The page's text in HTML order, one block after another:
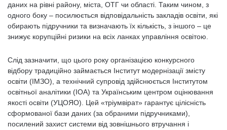
даних на рівні району, міста, ОТГ чи області. Таким чином, з
одного боку – посилюється відповідальність закладів освіти, які
обирають підручники та визначають їх кількість, з іншого – це
знижує корупційні ризики на всіх ланках управління освітою.
Слід зазначити, що цього року організацією конкурсного
відбору традиційно займається Інститут модернізації змісту
освіти (ІМЗО), а технічний супровід здійснюється Інститутом
освітньої аналітики (ІОА) та Українським центром оцінювання
якості освіти (УЦОЯО). Цей «тріумвірат» гарантує цілісність
сформованої бази даних (за обраними підручниками),
посилений захист системи від зовнішнього втручання і